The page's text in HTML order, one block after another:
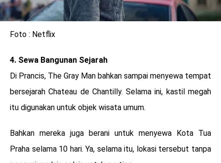
Foto : Netflix
4. Sewa Bangunan Sejarah
Di Prancis, The Gray Man bahkan sampai menyewa tempat
bersejarah Chateau de Chantilly. Selama ini, kastil megah
itu digunakan untuk objek wisata umum.
Bahkan mereka juga berani untuk menyewa Kota Tua
Praha selama 10 hari. Ya, selama itu, lokasi tersebut tanpa